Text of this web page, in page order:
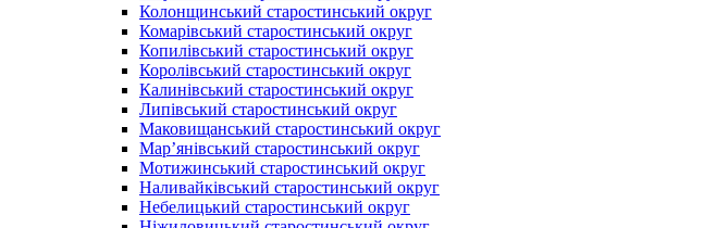
Колонщинський старостинський округ
Комарівський старостинський округ
Копилівський старостинський округ
Королівський старостинський округ
Калинівський старостинський округ
Липівський старостинський округ
Маковищанський старостинський округ
Мар’янівський старостинський округ
Мотижинський старостинський округ
Наливайківський старостинський округ
Небелицький старостинський округ